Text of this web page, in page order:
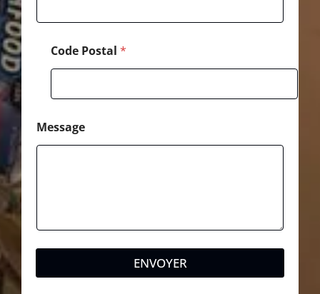
Code Postal *
Message
ENVOYER